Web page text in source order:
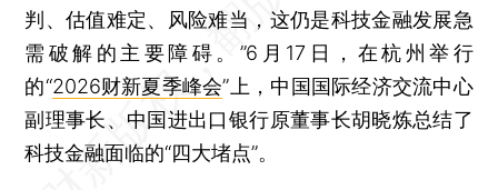
判、估值难定、风险难当，这仍是科技金融发展急
需破解的主要障碍。”6月17日，在杭州举行
的“2026财新夏季峰会”上，中国国际经济交流中心
副理事长、中国进出口银行原董事长胡晓炼总结了
科技金融面临的“四大堵点”。